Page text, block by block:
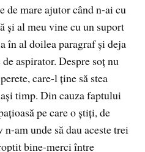
de mare ajutor când n-ai cu
și al meu vine cu un suport
în al doilea paragraf și deja
aspirator. Despre soț nu
care-l ține să stea
timp. Din cauza faptului
pe care o știți, de
am unde să dau aceste trei
bine-merci între